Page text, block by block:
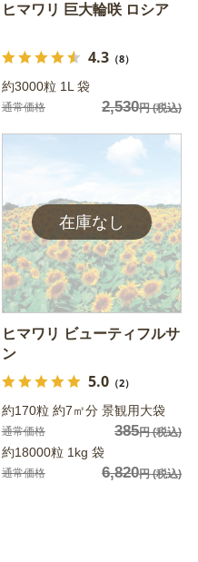
ヒマワリ 巨大輪咲 ロシア
4.3（8）
約3000粒 1L 袋
通常価格 2,530円(税込)
ヒマワリ ビューティフルサ
ン
5.0（2）
約170粒 約7㎡分 景観用大袋
通常価格 385円(税込)
約18000粒 1kg 袋
通常価格 6,820円(税込)